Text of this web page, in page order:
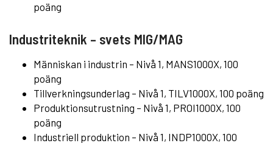
poäng
Industriteknik – svets MIG/MAG
Människan i industrin – Nivå 1, MANS1000X, 100
poäng
Tillverkningsunderlag – Nivå 1, TILV1000X, 100 poäng
Produktionsutrustning – Nivå 1, PROI1000X, 100
poäng
Industriell produktion – Nivå 1, INDP1000X, 100